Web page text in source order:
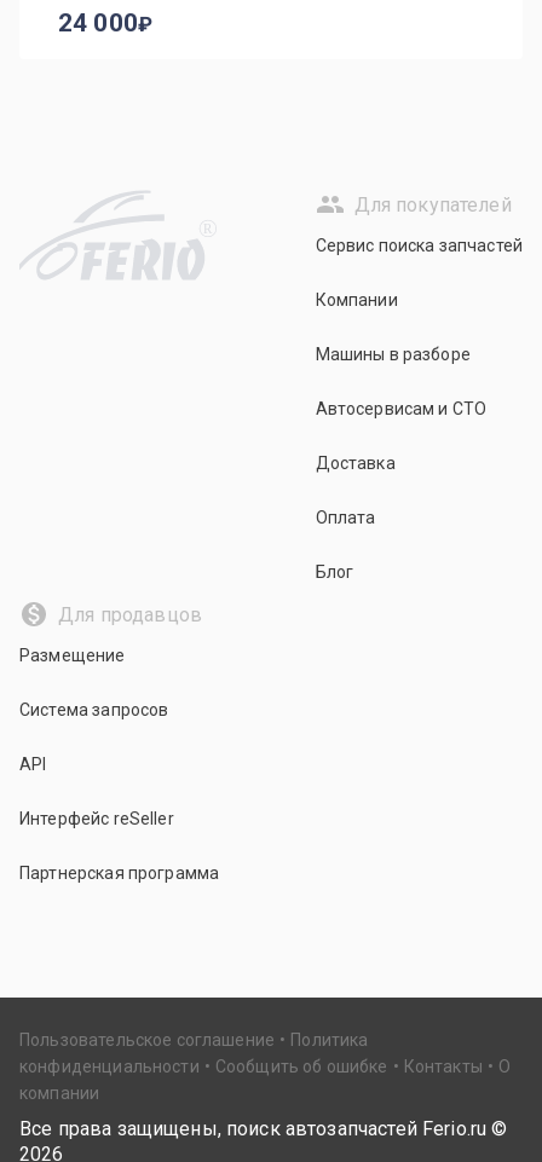
24 000
R
Для покупателей
Сервис поиска запчастей
Компании
Машины в разборе
Автосервисам и СТО
Доставка
Оплата
Блог
Для продавцов
Размещение
Система запросов
API
Интерфейс reSeller
Партнерская программа
Пользовательское соглашение
Политика
конфиденциальности
Сообщить об ошибке Контакты
О
компании
Все права защищены, поиск автозапчастей Ferio.ru ©
2026